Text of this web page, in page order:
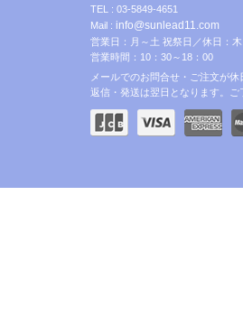
TEL : 03-5849-4651
Mail : info@sunlead11.com
営業日：月～土 祝祭日／休日：木
営業時間：10：30～18：00
メールでのお問合せ・ご注文が休
返信・発送は翌日となります。ご